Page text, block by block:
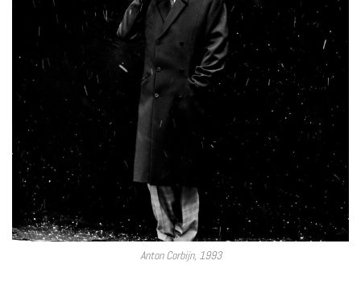
Anton Corbijn, 1993